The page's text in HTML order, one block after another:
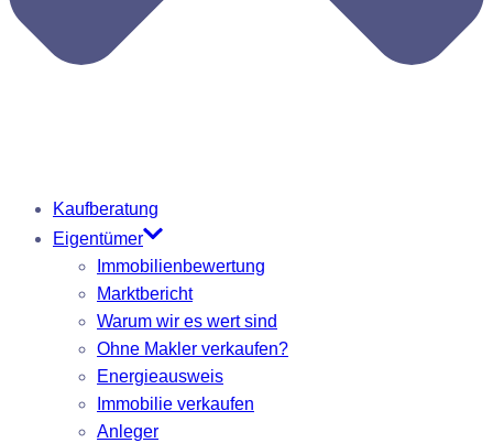
Kaufberatung
Eigentümer
Immobilienbewertung
Marktbericht
Warum wir es wert sind
Ohne Makler verkaufen?
Energieausweis
Immobilie verkaufen
Anleger